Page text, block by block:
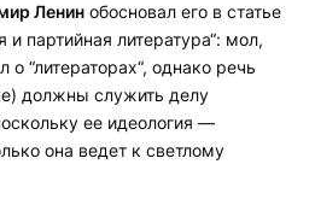
Ленин обосновал его в статье
и партийная литература“: мол,
“литераторах“, однако речь
должны служить делу
ее идеология —
она ведет к светлому